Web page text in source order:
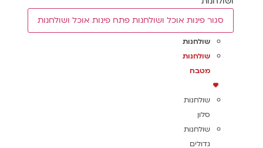
סגור פינות אוכל ושולחנות פתח פינות אוכל ושולחנות
שולחנות
שולחנות
מטבח
שולחנות
סלון
שולחנות
גדולים